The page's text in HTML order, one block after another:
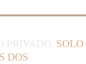
PRIVADO, SOLO
DOS